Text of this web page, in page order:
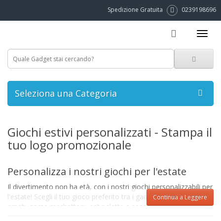
Spedizione Gratuita 0239198696
Seleziona una Categoria
Giochi estivi personalizzati - Stampa il
tuo logo promozionale
Personalizza i nostri giochi per l'estate
Il divertimento non ha età, con i nostri giochi personalizzabili per
l'estate! Scegli il tuo gioco preferito tra i gadget da spiaggia più
amati, come racchettoni, set palette e secchiello, palloni,
Continua a Leggere